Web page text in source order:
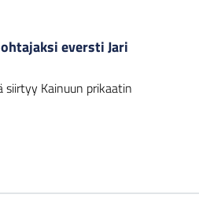
eversti Jari
Kainuun prikaatin